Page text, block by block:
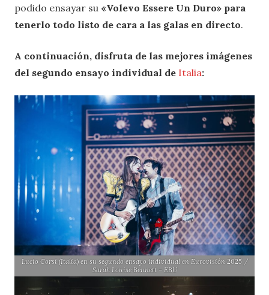
podido ensayar su «Volevo Essere Un Duro» para
tenerlo todo listo de cara a las galas en directo.
A continuación, disfruta de las mejores imágenes
del segundo ensayo individual de Italia:
Lucio Corsi (Italia) en su segundo ensayo individual en Eurovisión 2025 /
Sarah Louise Bennett – EBU